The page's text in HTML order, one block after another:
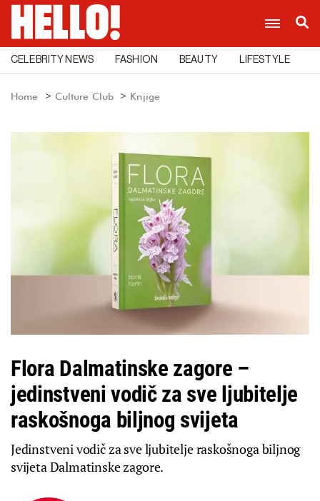
CELEBRITY NEWS FASHION BEAUTY LIFESTYLE
Home Culture Club Knjige
Flora Dalmatinske zagore –
jedinstveni vodič za sve ljubitelje
raskošnoga biljnog svijeta
Jedinstveni vodič za sve ljubitelje raskošnoga biljnog
svijeta Dalmatinske zagore.